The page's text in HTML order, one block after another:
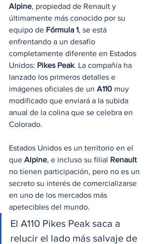
Alpine, propiedad de Renault y
últimamente más conocido por su
equipo de Fórmula 1, se está
enfrentando a un desafío
completamente diferente en Estados
Unidos: Pikes Peak. La compañía ha
lanzado los primeros detalles e
imágenes oficiales de un A110 muy
modificado que enviará a la subida
anual de la colina que se celebra en
Colorado.
Estados Unidos es un territorio en el
que Alpine, e incluso su filial Renault
no tienen participación, pero no es un
secreto su interés de comercializarse
en uno de los mercados más
apetecibles del mundo.
El A110 Pikes Peak saca a
relucir el lado más salvaje de